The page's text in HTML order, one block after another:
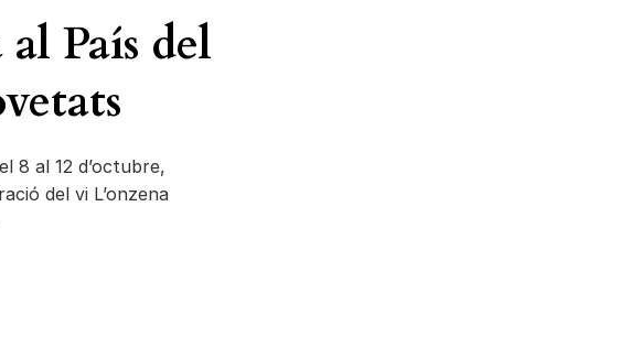
País del
8 al 12 d’octubre,
del vi L’onzena